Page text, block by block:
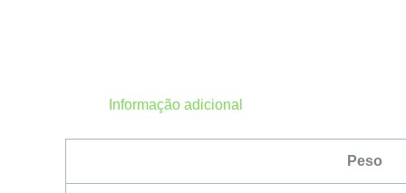
Informação adicional
Peso